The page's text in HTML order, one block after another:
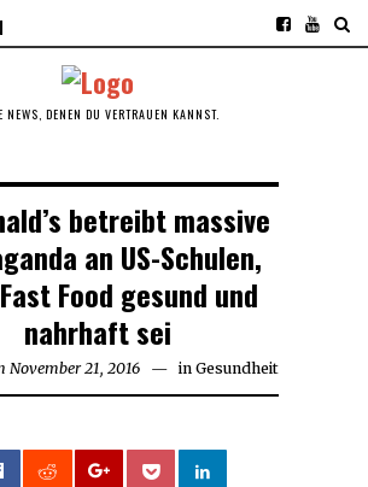
NEWS, DENEN DU VERTRAUEN KANNST.
betreibt massive
an US-Schulen,
Food gesund und
nahrhaft sei
November 21, 2016 in Gesundheit